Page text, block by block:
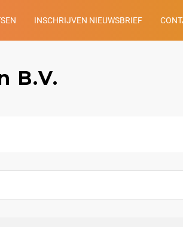
INSCHRIJVEN NIEUWSBRIEF
B.V.